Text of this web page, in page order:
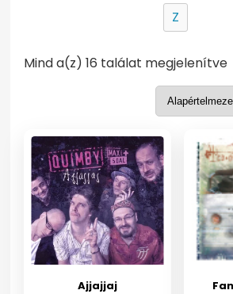
Z
Mind a(z) 16 találat megjelenítve
Ajjajjaj